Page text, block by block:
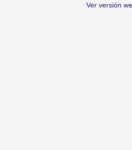
Ver versión